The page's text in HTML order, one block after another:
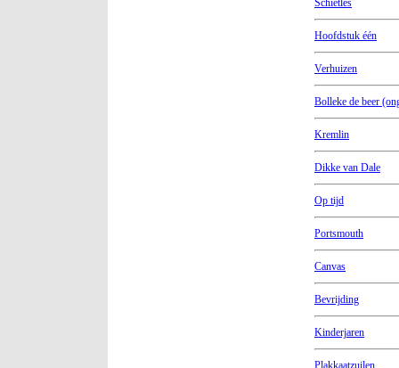
Schietles
Hoofdstuk één
Verhuizen
Bolleke de beer
Kremlin
Dikke van Dale
Op tijd
Portsmouth
Canvas
Bevrijding
Kinderjaren
Plakkaatzuilen